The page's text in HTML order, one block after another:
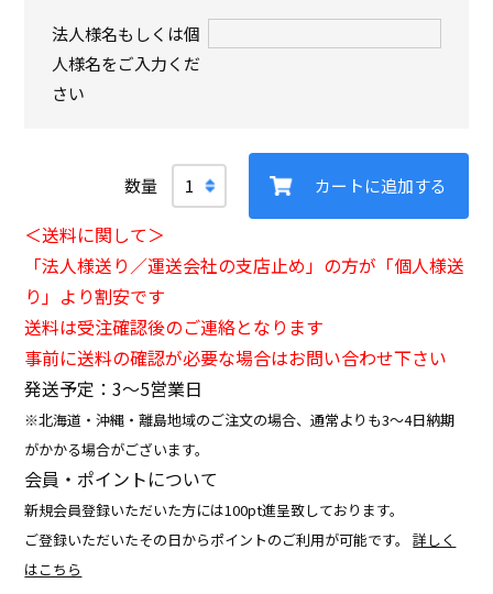
法人様名もしくは個
人様名をご入力くだ
さい
カートに追加する
＜送料に関して＞
「法人様送り／運送会社の支店止め」の方が「個人様送
り」より割安です
送料は受注確認後のご連絡となります
事前に送料の確認が必要な場合はお問い合わせ下さい
発送予定：3〜5営業日
※北海道・沖縄・離島地域のご注文の場合、通常よりも3～4日納期
がかかる場合がございます。
会員・ポイントについて
新規会員登録いただいた方には100pt進呈致しております。
ご登録いただいたその日からポイントのご利用が可能です。詳しく
はこちら